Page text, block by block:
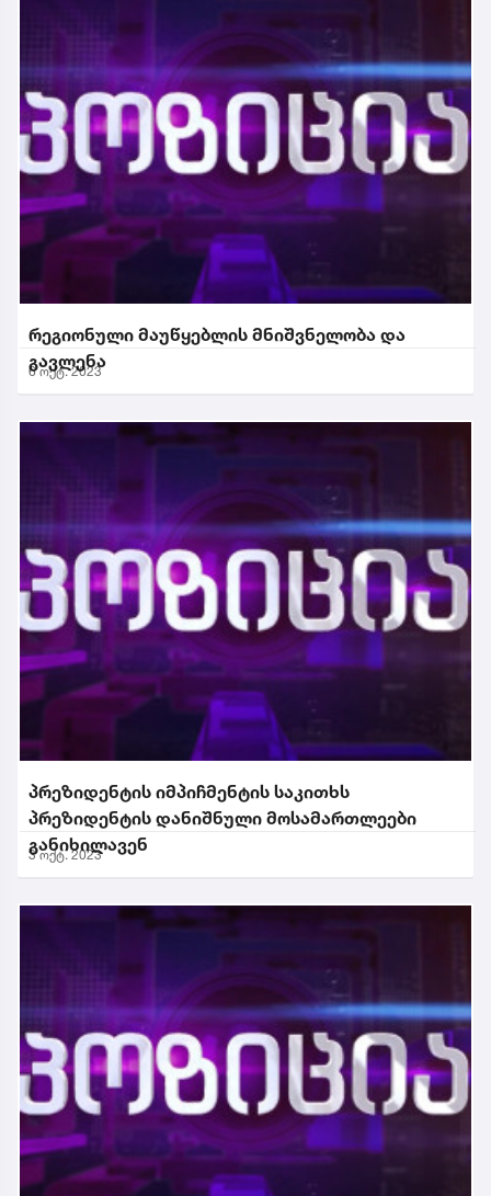
რეგიონული მაუწყებლის მნიშვნელობა და
გავლენა
6 ოქტ. 2023
პრეზიდენტის იმპიჩმენტის საკითხს
პრეზიდენტის დანიშნული მოსამართლეები
განიხილავენ
3 ოქტ. 2023